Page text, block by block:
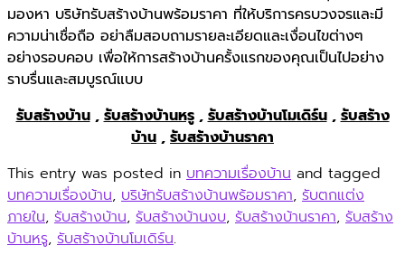
มองหา บริษัทรับสร้างบ้านพร้อมราคา ที่ให้บริการครบวงจรและมี
ความน่าเชื่อถือ อย่าลืมสอบถามรายละเอียดและเงื่อนไขต่างๆ
อย่างรอบคอบ เพื่อให้การสร้างบ้านครั้งแรกของคุณเป็นไปอย่าง
ราบรื่นและสมบูรณ์แบบ
รับสร้างบ้าน, รับสร้างบ้านหรู, รับสร้างบ้านโมเดิร์น, รับสร้าง
บ้าน , รับสร้างบ้านราคา
This entry was posted in บทความเรื่องบ้าน and tagged
บทความเรื่องบ้าน, บริษัทรับสร้างบ้านพร้อมราคา, รับตกแต่ง
ภายใน, รับสร้างบ้าน, รับสร้างบ้านงบ, รับสร้างบ้านราคา, รับสร้าง
บ้านหรู, รับสร้างบ้านโมเดิร์น.